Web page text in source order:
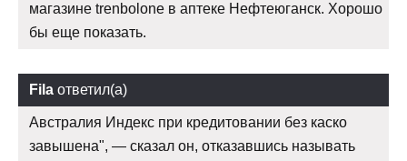
магазине trenbolone в аптеке Нефтеюганск. Хорошо
бы еще показать.
Fila ответил(а)
Австралия Индекс при кредитовании без каско
завышена", — сказал он, отказавшись называть